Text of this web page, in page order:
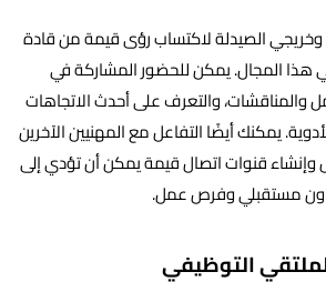
الصيدلة لاكتساب رؤى قيمة من قادة
هذا المجال. يمكن للحضور المشاركة في
والمناقشات، والتعرف على أحدث الاتجاهات
يمكنك أيضًا التفاعل مع المهنيين الآخرين
وإنشاء قنوات اتصال قيمة يمكن أن تؤدي إلى
مستقبلي وفرص عمل.
التوظيفي